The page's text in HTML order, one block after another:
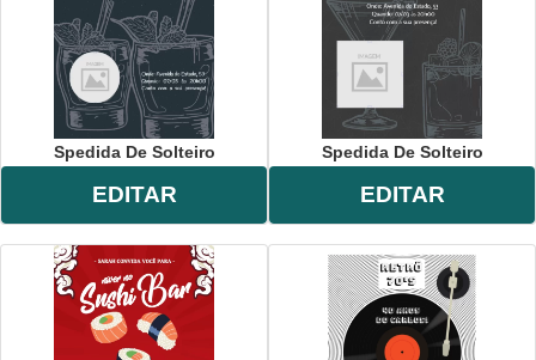
Spedida De Solteiro
EDITAR
Spedida De Solteiro
EDITAR